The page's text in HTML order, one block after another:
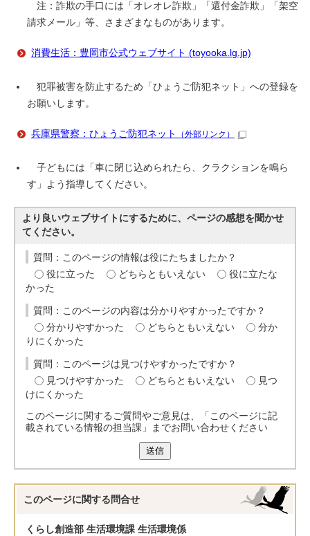
注：詐欺の手口には「オレオレ詐欺」「還付金詐欺」「架空
請求メール」等、さまざまなものがあります。
消費生活：豊岡市公式ウェブサイト (toyooka.lg.jp)
犯罪被害を防止するため「ひょうご防犯ネット」への登録を
お願いします。
兵庫県警察：ひょうご防犯ネット （外部リンク）
子どもには「車に閉じ込められたら、クラクションを鳴ら
す」よう指導してください。
より良いウェブサイトにするために、ページの感想を聞かせ
てください。
質問：このページの情報は役にたちましたか？
役に立った
どちらともいえない
役に立たな
かった
質問：このページの内容は分かりやすかったですか？
分かりやすかった
どちらともいえない
分か
りにくかった
質問：このページは見つけやすかったですか？
見つけやすかった
どちらともいえない
見つ
けにくかった
このページに関するご質問やご意見は、「このページに記
載されている情報の担当課」までお問い合わせください
送信
このページに関する 問合せ
くらし創造部 生活環境課 生活環境係